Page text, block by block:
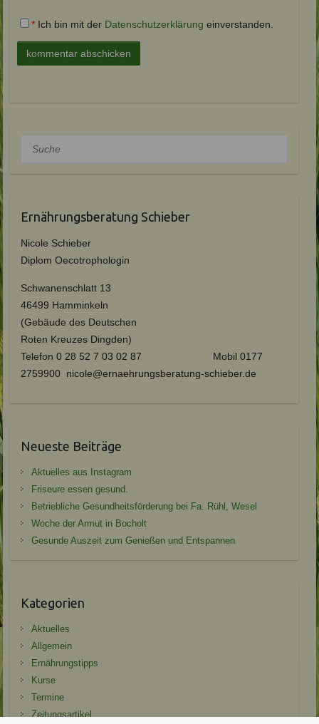
* Ich bin mit der Datenschutzerklärung einverstanden.
Suche
Ernährungsberatung Schieber
Nicole Schieber
Diplom Oecotrophologin
Schwanenschlatt 13
46499 Hamminkeln
(Gebäude des Deutschen
Roten Kreuzes Dingden)
Telefon 0 28 52 7 03 02 87 Mobil 0177
2759900 nicole@ernaehrungsberatung-schieber.de
Neueste Beiträge
Aktuelles aus Instagram
Friseure essen gesund.
Betriebliche Gesundheitsförderung bei Fa. Rühl, Wesel
Woche der Armut in Bocholt
Gesunde Auszeit zum Genießen und Entspannen
Kategorien
Aktuelles
Allgemein
Ernährungstipps
Kurse
Termine
Zeitungsartikel